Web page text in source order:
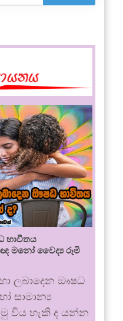
භාවිතය
මනෝ වෛද්‍ය රූමි
ලබාදෙන ඖෂධ
සාමාන්‍ය
විය හැකි ද යන්න